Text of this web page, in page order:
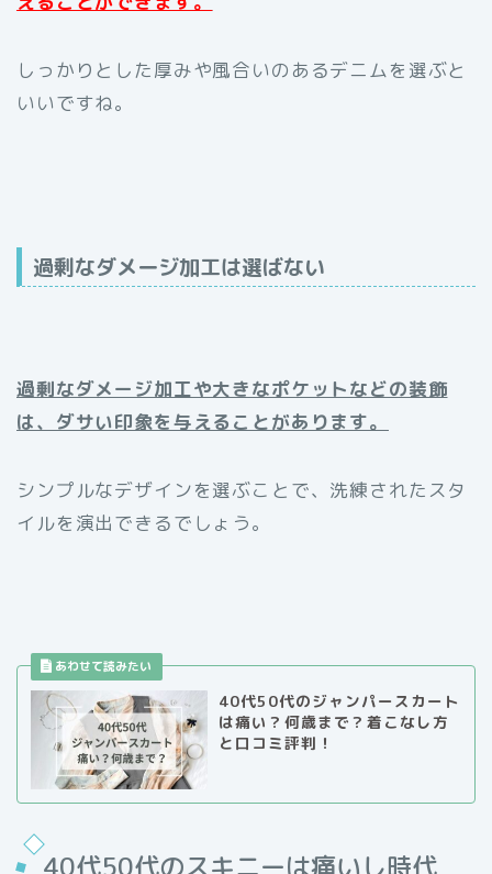
しっかりとした厚みや風合いのあるデニムを選ぶと
いいですね。
過剰なダメージ加工は選ばない
過剰なダメージ加工や大きなポケットなどの装飾
は、ダサい印象を与えることがあります。
シンプルなデザインを選ぶことで、洗練されたスタ
イルを演出できるでしょう。
40代50代のジャンパースカート
は痛い？何歳まで？着こなし方
と口コミ評判！
40代50代のスキニーは痛いし時代